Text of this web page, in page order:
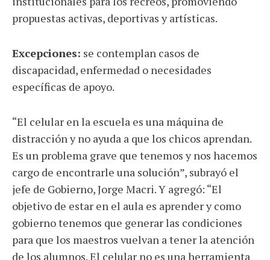
propuestas activas, deportivas y artísticas.
Excepciones: se contemplan casos de
discapacidad, enfermedad o necesidades
específicas de apoyo.
“El celular en la escuela es una máquina de
distracción y no ayuda a que los chicos aprendan.
Es un problema grave que tenemos y nos hacemos
cargo de encontrarle una solución”, subrayó el
jefe de Gobierno, Jorge Macri. Y agregó: “El
objetivo de estar en el aula es aprender y como
gobierno tenemos que generar las condiciones
para que los maestros vuelvan a tener la atención
de los alumnos. El celular no es una herramienta